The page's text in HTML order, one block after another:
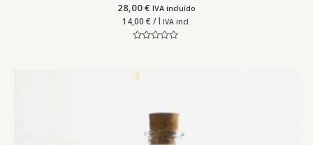
28,00€ IVA incluído
14,00 € / l IVA incl.
de
5